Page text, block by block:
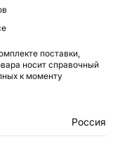
поставки,
носит справочный
к моменту
Россия